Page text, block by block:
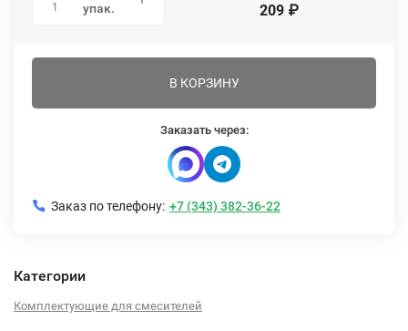
1
упак. 209 ₽
В КОРЗИНУ
Заказать через:
Заказ по телефону: +7 (343) 382-36-22
Категории
Комплектующие для смесителей